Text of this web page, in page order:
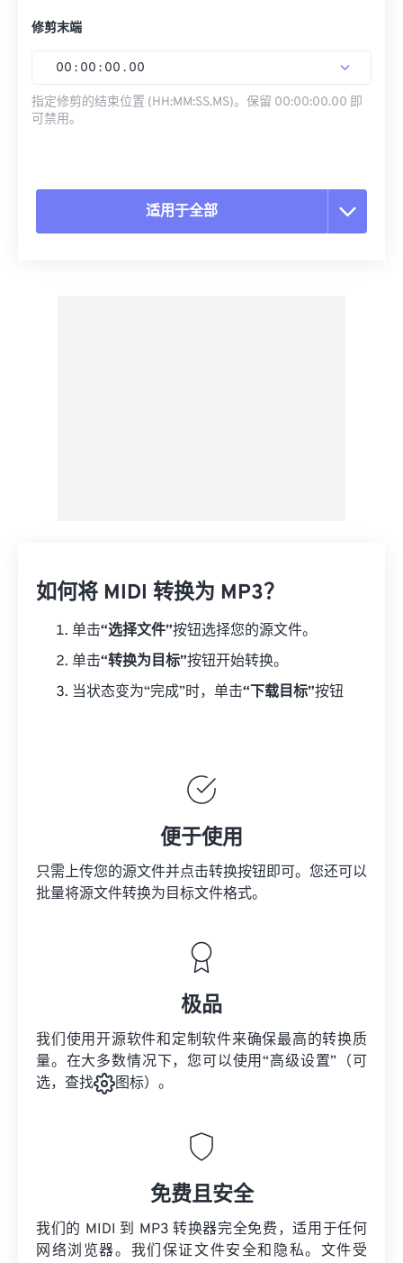
修剪末端
00 : 00 : 00 . 00
指定修剪的结束位置 (HH:MM:SS.MS)。保留 00:00:00.00 即
可禁用。
适用于全部
如何将 MIDI 转换为 MP3？
单击“选择文件”按钮选择您的源文件。
单击“转换为目标”按钮开始转换。
当状态变为“完成”时，单击“下载目标”按钮
便于使用
只需上传您的源文件并点击转换按钮即可。您还可以
批量将源文件转换为目标文件格式。
极品
我们使用开源软件和定制软件来确保最高的转换质
量。在大多数情况下，您可以使用“高级设置”（可
选，查找
图标）。
免费且安全
我们的 MIDI 到 MP3 转换器完全免费，适用于任何
网络浏览器。我们保证文件安全和隐私。文件受